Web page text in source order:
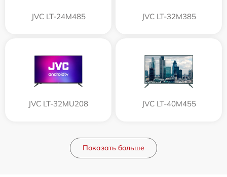
JVC LT-24M485 JVC LT-32M385
JVC LT-32MU208 JVC LT-40M455
Показать больше